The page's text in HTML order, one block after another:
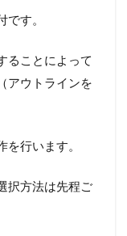
す。
ることによって
アウトラインを
行います。
方法は先程ご